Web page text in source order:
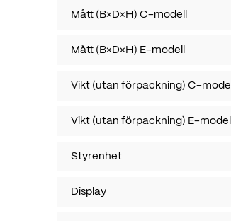
Mått (B×D×H) C-modell
Mått (B×D×H) E-modell
Vikt (utan förpackning) C-modell
Vikt (utan förpackning) E-modell
Styrenhet
Display